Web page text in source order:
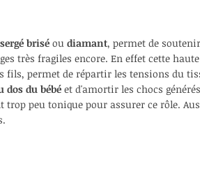
sergé brisé ou diamant, permet de
très fragiles encore. En effet cette
fils, permet de répartir les tensions du
dos du bébé et d'amortir les chocs
trop peu tonique pour assurer ce rôle.